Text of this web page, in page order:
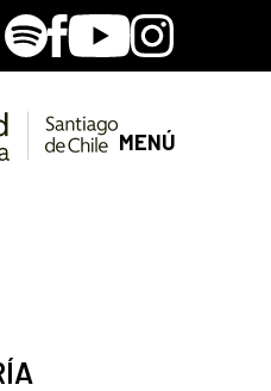
SpotifyFacebook
YoutubeInstagram
MENÚ